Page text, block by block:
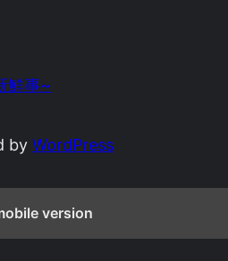
鮮事~
byWordPress
version